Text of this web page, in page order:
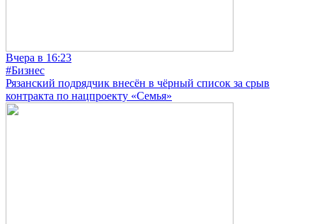
Вчера в 16:23
#Бизнес
Рязанский подрядчик внесён в чёрный список за срыв
контракта по нацпроекту «Семья»